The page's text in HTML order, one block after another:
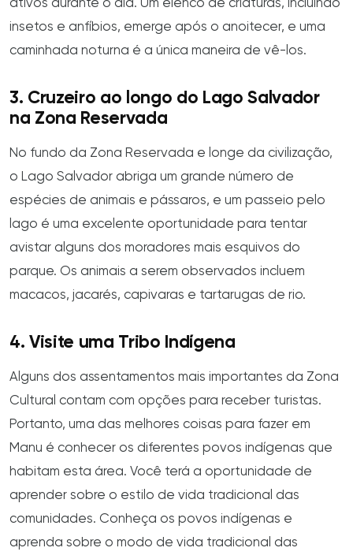
ativos durante o dia. Um elenco de criaturas, incluindo
insetos e anfíbios, emerge após o anoitecer, e uma
caminhada noturna é a única maneira de vê-los.
3. Cruzeiro ao longo do Lago Salvador
na Zona Reservada
No fundo da Zona Reservada e longe da civilização,
o Lago Salvador abriga um grande número de
espécies de animais e pássaros, e um passeio pelo
lago é uma excelente oportunidade para tentar
avistar alguns dos moradores mais esquivos do
parque. Os animais a serem observados incluem
macacos, jacarés, capivaras e tartarugas de rio.
4. Visite uma Tribo Indígena
Alguns dos assentamentos mais importantes da Zona
Cultural contam com opções para receber turistas.
Portanto, uma das melhores coisas para fazer em
Manu é conhecer os diferentes povos indígenas que
habitam esta área. Você terá a oportunidade de
aprender sobre o estilo de vida tradicional das
comunidades. Conheça os povos indígenas e
aprenda sobre o modo de vida tradicional das